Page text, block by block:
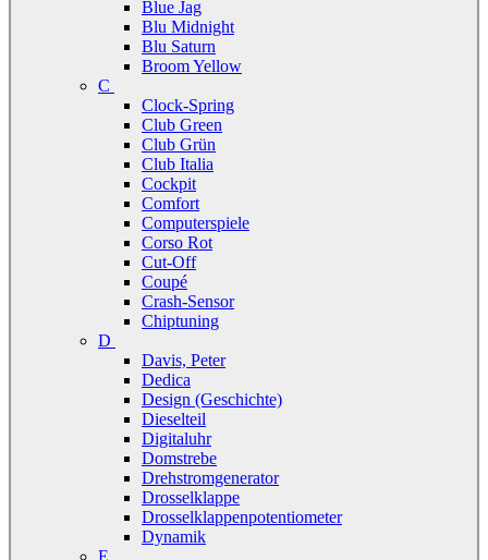
Blue Jag
Blu Midnight
Blu Saturn
Broom Yellow
C
Clock-Spring
Club Green
Club Grün
Club Italia
Cockpit
Comfort
Computerspiele
Corso Rot
Cut-Off
Coupé
Crash-Sensor
Chiptuning
D
Davis, Peter
Dedica
Design (Geschichte)
Dieselteil
Digitaluhr
Domstrebe
Drehstromgenerator
Drosselklappe
Drosselklappenpotentiometer
Dynamik
E